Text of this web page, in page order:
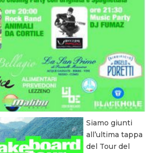
Siamo giunti
all’ultima tappa
del Tour del